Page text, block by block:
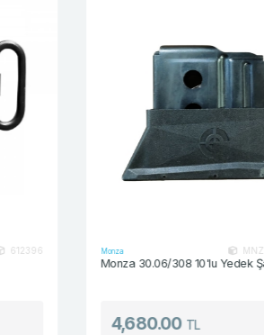
MNZ-3006S10
Monza 30.06/308 10'lu Yedek Şarjör
4,680.00TL